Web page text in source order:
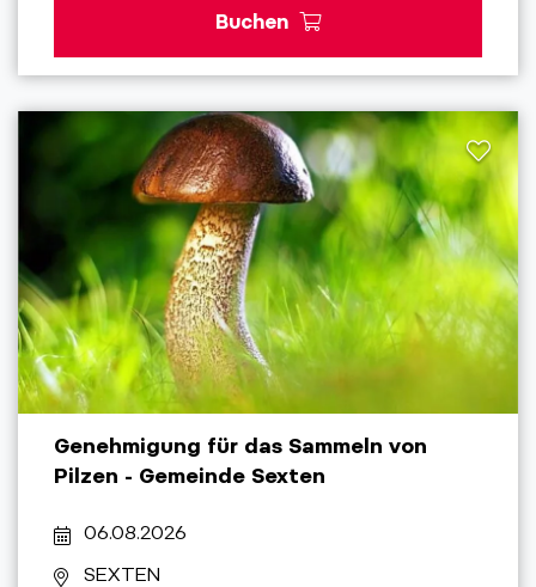
Buchen
Genehmigung für das Sammeln von
Pilzen - Gemeinde Sexten
06.08.2026
SEXTEN